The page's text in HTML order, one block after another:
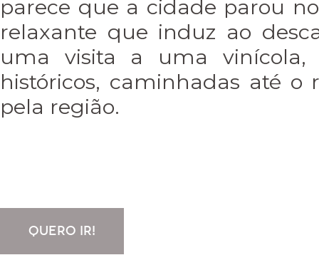
parece que a cidade parou
relaxante que induz ao
uma visita a uma vinícola,
históricos, caminhadas até
pela região.
QUERO IR!